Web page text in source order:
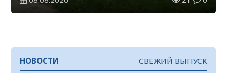
НОВОСТИ СВЕЖИЙ ВЫПУСК